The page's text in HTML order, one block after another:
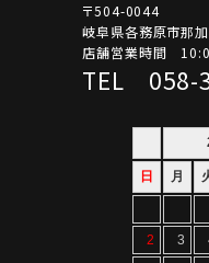
〒504-0044
岐阜県各務原市那
店舗営業時間
TEL 058-